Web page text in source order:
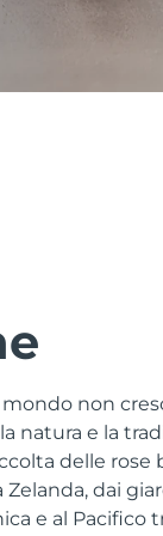
non
natura e la
delle rose
dai
e al Pacifico